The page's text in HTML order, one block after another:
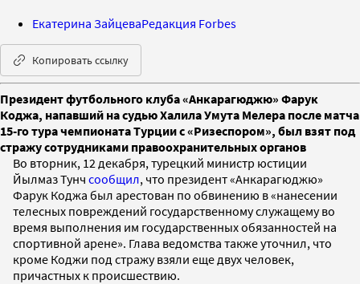
Екатерина ЗайцеваРедакция Forbes
Копировать ссылку
Президент футбольного клуба «Анкарагюджю» Фарук
Коджа, напавший на судью Халила Умута Мелера после матча
15-го тура чемпионата Турции с «Ризеспором», был взят под
стражу сотрудниками правоохранительных органов
Во вторник, 12 декабря, турецкий министр юстиции
Йылмаз Тунч сообщил, что президент «Анкарагюджю»
Фарук Коджа был арестован по обвинению в «нанесении
телесных повреждений государственному служащему во
время выполнения им государственных обязанностей на
спортивной арене». Глава ведомства также уточнил, что
кроме Коджи под стражу взяли еще двух человек,
причастных к происшествию.